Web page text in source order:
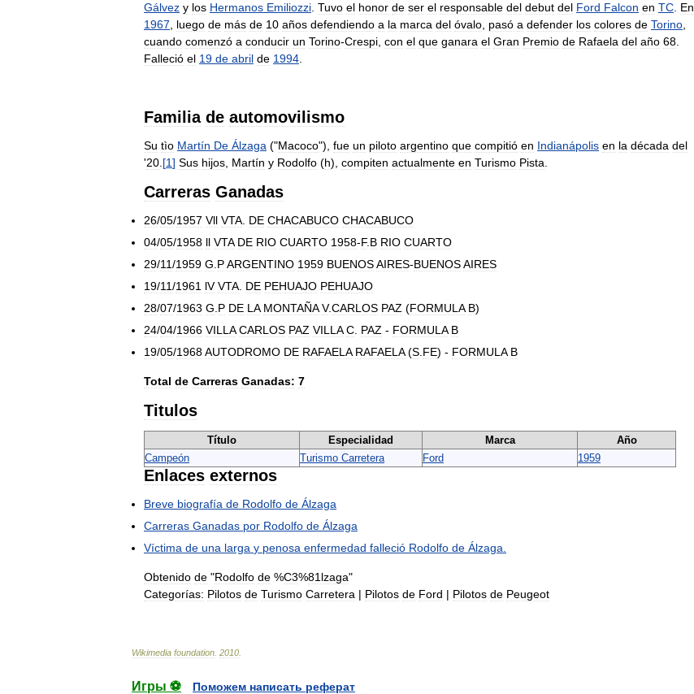
Gálvez y los Hermanos Emiliozzi Tuvo el honor de ser el responsable del debut del Ford Falcon en TC En
1967
luego de más de 10 años defendiendo a la marca del óvalo pasó a defender los colores de Torino
cuando comenzó a conducir un Torino-Crespi con el que ganara el Gran Premio de Rafaela del año 68
Falleció el 19 de abril de 1994
Familia de automovilismo
Su tìo Martín De Álzaga ("Macoco"), fue un piloto argentino que compitió en Indianápolis en la década del
'20 [1] Sus hijos Martín y Rodolfo (h), compiten actualmente en Turismo Pista
Carreras Ganadas
26/05/1957 Vll VTA DE CHACABUCO CHACABUCO
04/05/1958 ll VTA DE RIO CUARTO 1958-F. B RIO CUARTO
29/11/1959 G PARGENTINO 1959 BUENOSAIRES-BUENOSAIRES
19/11/1961 lV VTA DE PEHUAJO PEHUAJO
28/07/1963 G P DE LA MONTAÑA V.CARLOS PAZ (FORMULA B)
24/04/1966 VILLA CARLOS PAZ VILLA C PAZ - FORMULA B
19/05/1968AUTODROMO DE RAFAELA RAFAELA(S FE) - FORMULA B
Total de Carreras Ganadas: 7
Titulos
Título Especialidad Marca
Año
Campeón
Turismo Carretera Ford 1959
Enlaces externos
Breve biografía de Rodolfo de Álzaga
Carreras Ganadas por Rodolfo de Álzaga
Víctima de una larga y penosa enfermedad falleció Rodolfo de Álzaga
Obtenido de "Rodolfo de %C3%81lzaga"
Categorías: Pilotos de Turismo Carretera | Pilotos de Ford | Pilotos de Peugeot
Wikimedia foundation 2010
Игры ⚽
Поможем написать реферат